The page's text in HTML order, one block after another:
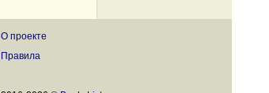
О проекте
Правила